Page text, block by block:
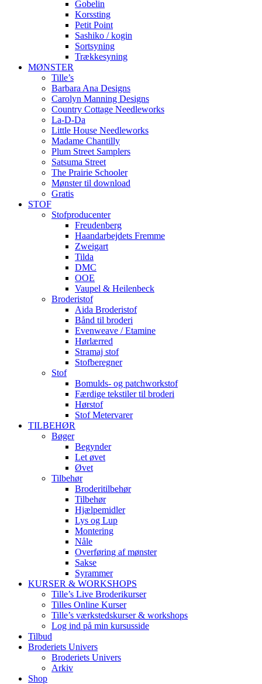
Gobelin
Korssting
Petit Point
Sashiko / kogin
Sortsyning
Trækkesyning
MØNSTER
Tille’s
Barbara Ana Designs
Carolyn Manning Designs
Country Cottage Needleworks
La-D-Da
Little House Needleworks
Madame Chantilly
Plum Street Samplers
Satsuma Street
The Prairie Schooler
Mønster til download
Gratis
STOF
Stofproducenter
Freudenberg
Haandarbejdets Fremme
Zweigart
Tilda
DMC
OOE
Vaupel & Heilenbeck
Broderistof
Aida Broderistof
Bånd til broderi
Evenweave / Etamine
Hørlærred
Stramaj stof
Stofberegner
Stof
Bomulds- og patchworkstof
Færdige tekstiler til broderi
Hørstof
Stof Metervarer
TILBEHØR
Bøger
Begynder
Let øvet
Øvet
Tilbehør
Broderitilbehør
Tilbehør
Hjælpemidler
Lys og Lup
Montering
Nåle
Overføring af mønster
Sakse
Syrammer
KURSER & WORKSHOPS
Tille’s Live Broderikurser
Tilles Online Kurser
Tille’s værkstedskurser & workshops
Log ind på min kursusside
Tilbud
Broderiets Univers
Broderiets Univers
Arkiv
Shop